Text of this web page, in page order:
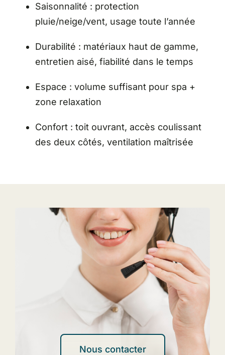
Saisonnalité : protection
pluie/neige/vent, usage toute l’année
Durabilité : matériaux haut de gamme,
entretien aisé, fiabilité dans le temps
Espace : volume suffisant pour spa +
zone relaxation
Confort : toit ouvrant, accès coulissant
des deux côtés, ventilation maîtrisée
Nous contacter